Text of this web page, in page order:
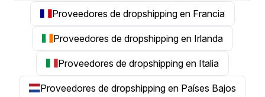
Proveedores de dropshipping en Francia
Proveedores de dropshipping en Irlanda
Proveedores de dropshipping en Italia
Proveedores de dropshipping en Países Bajos